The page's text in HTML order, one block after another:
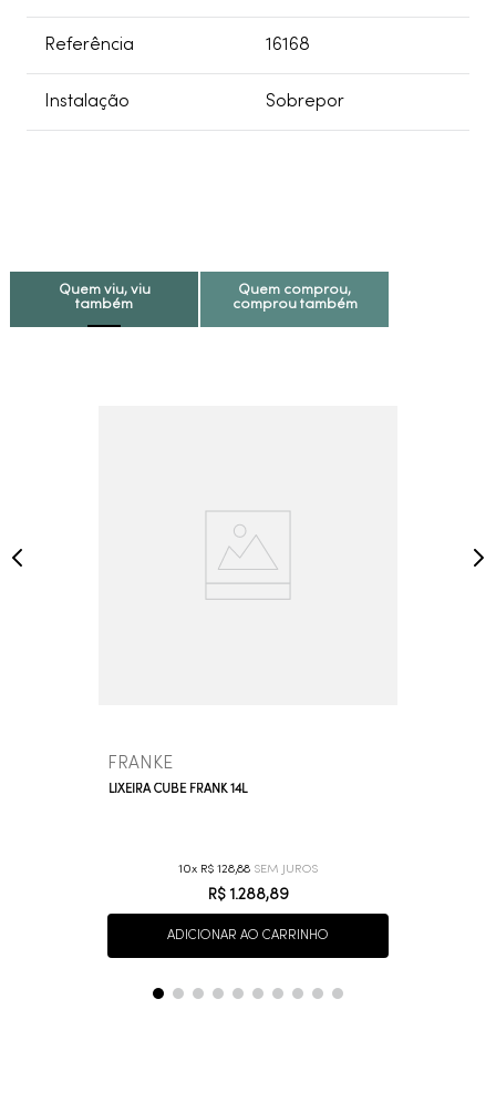
Referência 16168
Instalação Sobrepor
Quem viu, viu
também
Quem comprou,
comprou também
FRANKE
LIXEIRA CUBE FRANK 14L
10 R$ 128,88
R$ 1 .288,89
ADICIONAR AO CARRINHO